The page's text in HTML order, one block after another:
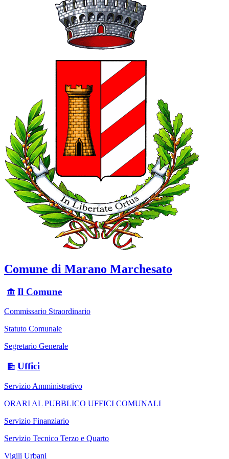
Comune di Marano Marchesato
Il Comune
Commissario Straordinario
Statuto Comunale
Segretario Generale
Uffici
Servizio Amministrativo
ORARI AL PUBBLICO UFFICI COMUNALI
Servizio Finanziario
Servizio Tecnico Terzo e Quarto
Vigili Urbani